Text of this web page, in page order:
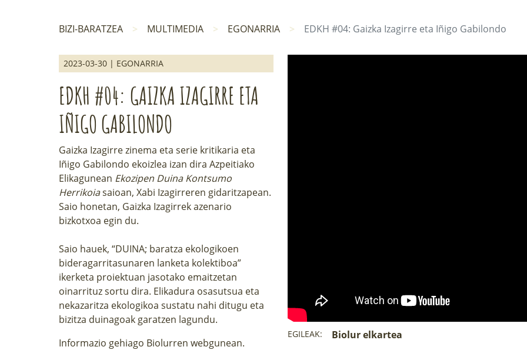
BIZI-BARATZEA MULTIMEDIA EGONARRIA EDKH #04: Gaizka Izagirre eta Iñigo Gabilondo
2023-03-30 | EGONARRIA
EDKH #04: GAIZKA IZAGIRRE ETA
IÑIGO GABILONDO
Gaizka Izagirre zinema eta serie kritikaria eta
Iñigo Gabilondo ekoizlea izan dira Azpeitiako
Elikagunean Ekozipen Duina Kontsumo
Herrikoiasaioan, Xabi Izagirreren gidaritzapean.
Saio honetan, Gaizka Izagirrek azenario
bizkotxoa egin du.
Saio hauek, “DUINA; baratza ekologikoen
bideragarritasunaren lanketa kolektiboa”
ikerketa proiektuan jasotako emaitzetan
oinarrituz sortu dira. Elikadura osasutsua eta
nekazaritza ekologikoa sustatu nahi ditugu eta
bizitza duinagoak garatzen lagundu.
Informazio gehiago Biolurren webgunean.
EGILEAK: Biolur elkartea